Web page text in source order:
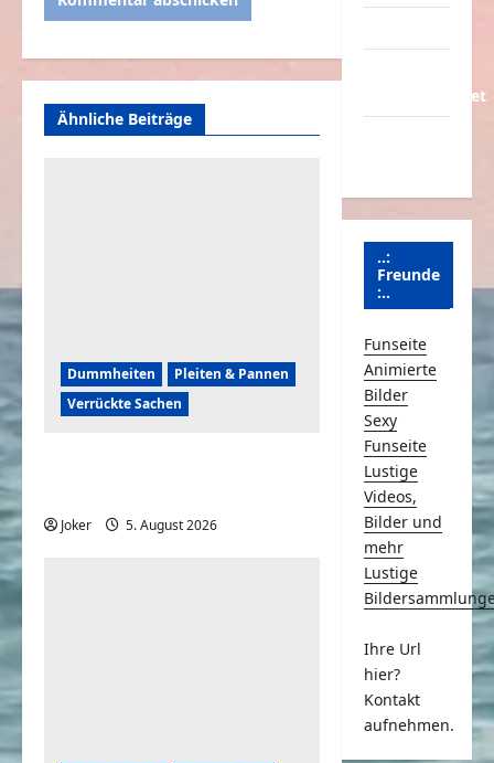
Ähnliche Beiträge
Dummheiten
Pleiten & Pannen
Verrückte Sachen
Joker 5. August 2026
Schmunzeln.net
..:
Freunde
:..
Funseite
Animierte
Bilder
Sexy
Funseite
Lustige
Videos,
Bilder und
mehr
Lustige
Ihre Url
hier?
Kontakt
aufnehmen.